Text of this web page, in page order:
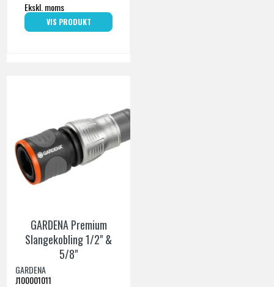
Ekskl. moms
VIS PRODUKT
GARDENA Premium
Slangekobling 1/2" &
5/8"
GARDENA
J100001011